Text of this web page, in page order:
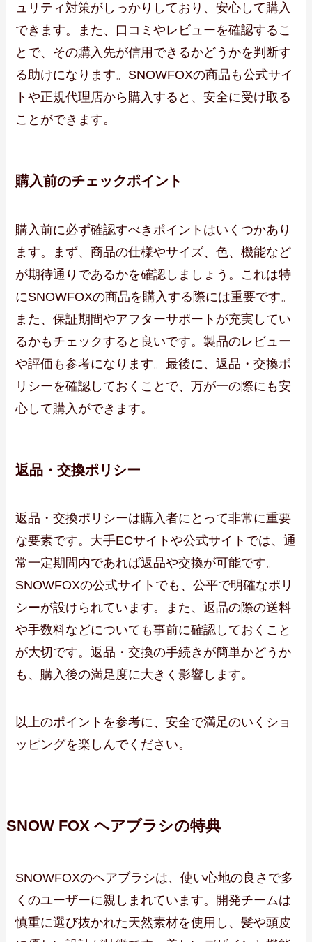
ュリティ対策がしっかりしており、安心して購入
できます。また、口コミやレビューを確認するこ
とで、その購入先が信用できるかどうかを判断す
る助けになります。SNOWFOXの商品も公式サイ
トや正規代理店から購入すると、安全に受け取る
ことができます。
購入前のチェックポイント
購入前に必ず確認すべきポイントはいくつかあり
ます。まず、商品の仕様やサイズ、色、機能など
が期待通りであるかを確認しましょう。これは特
にSNOWFOXの商品を購入する際には重要です。
また、保証期間やアフターサポートが充実してい
るかもチェックすると良いです。製品のレビュー
や評価も参考になります。最後に、返品・交換ポ
リシーを確認しておくことで、万が一の際にも安
心して購入ができます。
返品・交換ポリシー
返品・交換ポリシーは購入者にとって非常に重要
な要素です。大手ECサイトや公式サイトでは、通
常一定期間内であれば返品や交換が可能です。
SNOWFOXの公式サイトでも、公平で明確なポリ
シーが設けられています。また、返品の際の送料
や手数料などについても事前に確認しておくこと
が大切です。返品・交換の手続きが簡単かどうか
も、購入後の満足度に大きく影響します。
以上のポイントを参考に、安全で満足のいくショ
ッピングを楽しんでください。
SNOW FOX ヘアブラシの特典
SNOWFOXのヘアブラシは、使い心地の良さで多
くのユーザーに親しまれています。開発チームは
慎重に選び抜かれた天然素材を使用し、髪や頭皮